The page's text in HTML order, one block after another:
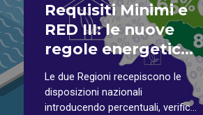
Requisiti Minimi e
RED III: le nuove
regole energetiche
in Emilia-Romagna
e Lombardia
Le due Regioni recepiscono le
disposizioni nazionali
introducendo percentuali, verifiche